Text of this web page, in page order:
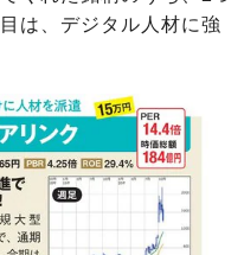
は、デジタル人材に強